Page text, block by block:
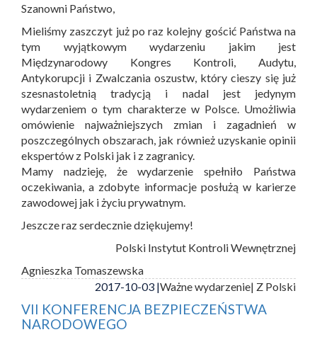
Szanowni Państwo,
Mieliśmy zaszczyt już po raz kolejny gościć Państwa na
tym wyjątkowym wydarzeniu jakim jest
Międzynarodowy Kongres Kontroli, Audytu,
Antykorupcji i Zwalczania oszustw, który cieszy się już
szesnastoletnią tradycją i nadal jest jedynym
wydarzeniem o tym charakterze w Polsce. Umożliwia
omówienie najważniejszych zmian i zagadnień w
poszczególnych obszarach, jak również uzyskanie opinii
ekspertów z Polski jak i z zagranicy.
Mamy nadzieję, że wydarzenie spełniło Państwa
oczekiwania, a zdobyte informacje posłużą w karierze
zawodowej jak i życiu prywatnym.
Jeszcze raz serdecznie dziękujemy!
Polski Instytut Kontroli Wewnętrznej
Agnieszka Tomaszewska
2017-10-03 |Ważne wydarzenie| Z Polski
VII KONFERENCJA BEZPIECZEŃSTWA
NARODOWEGO